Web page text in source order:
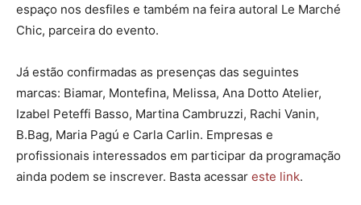
espaço nos desfiles e também na feira autoral Le Marché
Chic, parceira do evento.
Já estão confirmadas as presenças das seguintes
marcas: Biamar, Montefina, Melissa, Ana Dotto Atelier,
Izabel Peteffi Basso, Martina Cambruzzi, Rachi Vanin,
B.Bag, Maria Pagú e Carla Carlin. Empresas e
profissionais interessados em participar da programação
ainda podem se inscrever. Basta acessar este link.